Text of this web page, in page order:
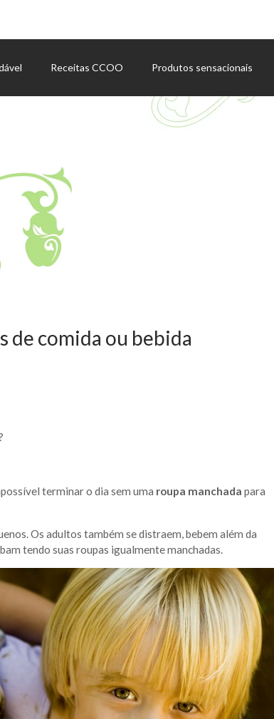
Receitas CCOO Produtos sensacionais
de comida ou bebida
terminar o dia sem uma roupa manchada para
Os adultos também se distraem, bebem além da
tendo suas roupas igualmente manchadas.